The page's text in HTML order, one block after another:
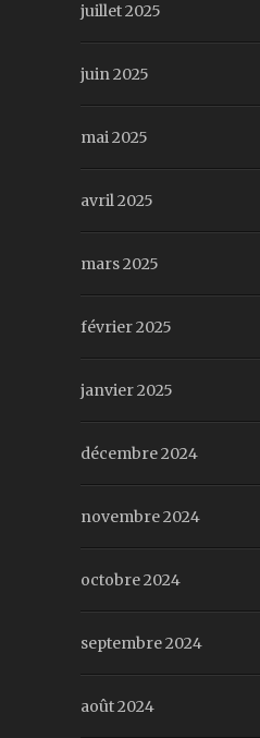
juillet 2025
juin 2025
mai 2025
avril 2025
mars 2025
février 2025
janvier 2025
décembre 2024
novembre 2024
octobre 2024
septembre 2024
août 2024